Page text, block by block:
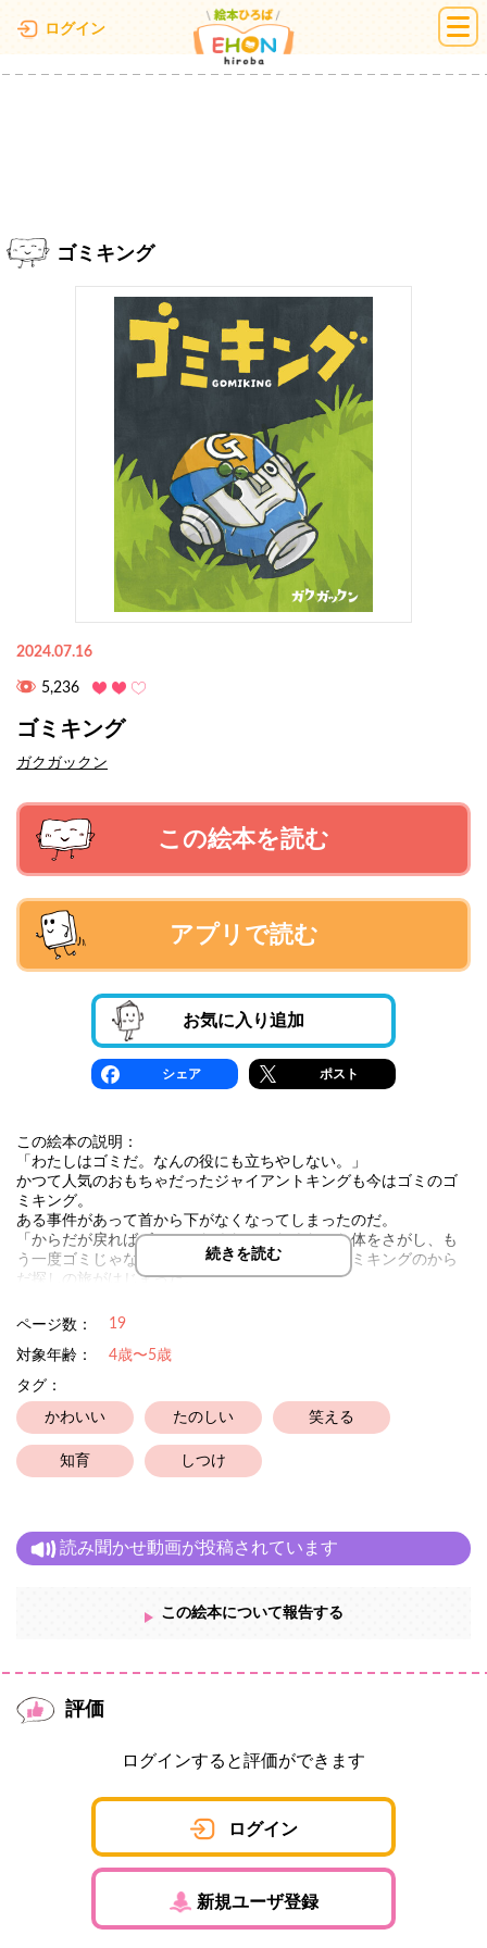
ログイン 絵本ひろば
ゴミキング
2024.07.16
5,236
ゴミキング
ガクガックン
この絵本を読む
アプリで読む
お気に入り追加
シェア ポスト
この絵本の説明：
「わたしはゴミだ。なんの役にも立ちやしない。」
かつて人気のおもちゃだったジャイアントキングも今はゴミのゴ
ミキング。
ある事件があって首から下がなくなってしまったのだ。
「からだが戻ればゴミじゃなくなる」なくなった体をさがし、も
う一度ゴミじゃない自分に戻りたい。こうしてゴミキングのから
だ探しの旅がはじまった。
続きを読む
ページ数： 19
対象年齢：
4歳〜5歳
タグ：
かわいい たのしい 笑える
知育 しつけ
読み聞かせ動画が投稿されています
この絵本について報告する
評価
ログインすると評価ができます
ログイン
新規ユーザ登録